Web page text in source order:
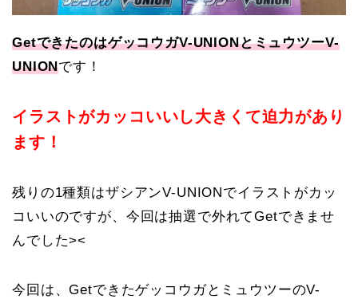
GetできたのはゲッコウガV-UNIONとミュウツーV-
UNIONです！
イラストがカッコいいし大きくて迫力があり
ます！
残りの1種類はザシアンV-UNIONでイラストがカッ
コいいのですが、今回は抽選で外れてGetできませ
んでした><
今回は、GetできたゲッコウガとミュウツーのV-